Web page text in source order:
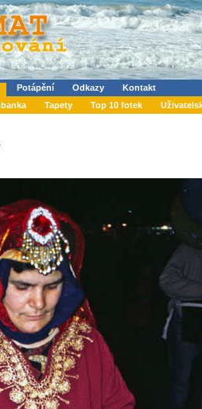
Potápění Odkazy
Kontakt
Tapety Top 10 fotek